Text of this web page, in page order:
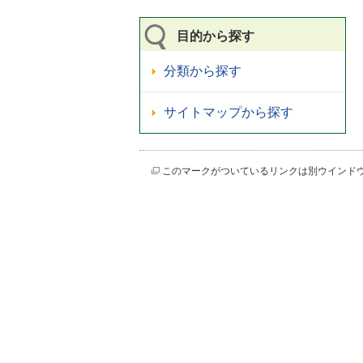
目的から探す
分類から探す
サイトマップから探す
このマークがついているリンクは別ウインド